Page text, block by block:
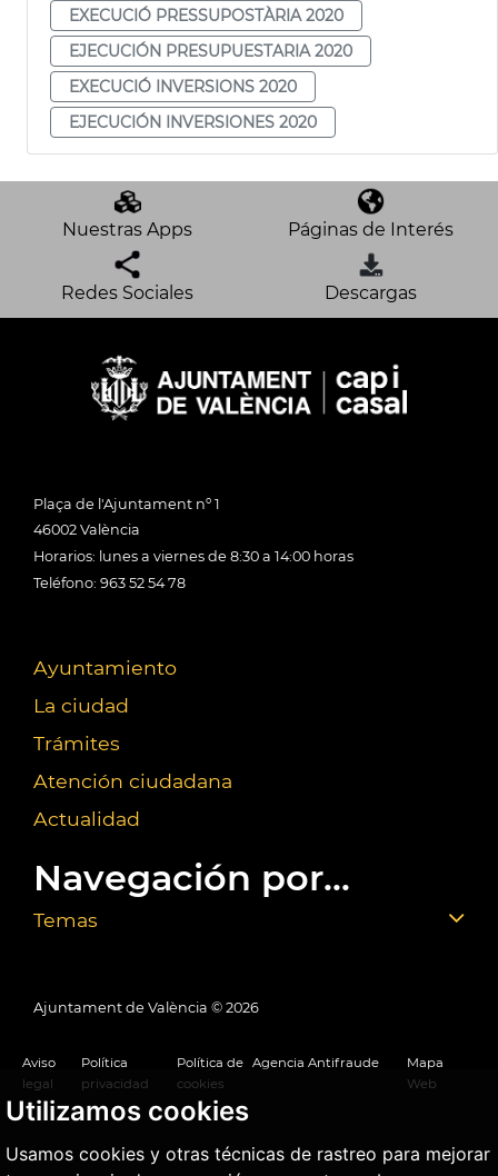
Utilizamos cookies
Usamos cookies y otras técnicas de rastreo para mejorar
EXECUCIÓ PRESSUPOSTÀRIA 2020
EJECUCIÓN PRESUPUESTARIA 2020
EXECUCIÓ INVERSIONS 2020
EJECUCIÓN INVERSIONES 2020
Nuestras Apps Páginas de Interés
Redes Sociales Descargas
Plaça de l'Ajuntament nº 1
46002 València
Horarios: lunes a viernes de 8:30 a 14:00 horas
Teléfono: 963 52 54 78
Ayuntamiento
La ciudad
Trámites
Atención ciudadana
Actualidad
Navegación por...
Temas
Ajuntament de València © 2026
Aviso
legal
Política
privacidad
Política de
cookies
Agencia Antifraude
Mapa
Web